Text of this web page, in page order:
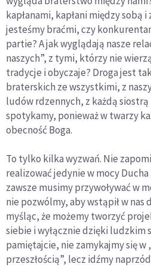
kapłanami, kapłani między sobą
jesteśmy braćmi, czy
partie? A jak wyglądają nasze
naszych”, z tymi, którzy nie
tradycje i obyczaje? Droga jest
braterskich ze wszystkimi, z
ludów rdzennych, z każdą
spotykamy, ponieważ w twarzy
obecność Boga.
To tylko kilka wyzwań. Nie
realizować jedynie w mocy
zawsze musimy przywoływać w
nie pozwólmy, aby wstąpił w nas
myśląc, że możemy tworzyć
siebie i wyłącznie dzięki ludzkim
pamiętajcie, nie zamykajmy się w
przeszłością”, lecz idźmy